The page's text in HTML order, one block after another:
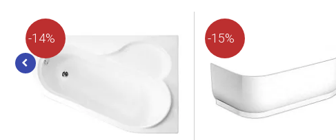
-14% -15%